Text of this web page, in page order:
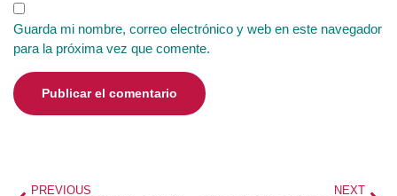
Guarda mi nombre, correo electrónico y web en este navegador
para la próxima vez que comente.
PREVIOUS NEXT